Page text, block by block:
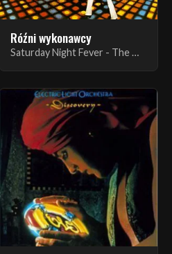
Róźni wykonawcy
Saturday Night Fever - The Original Movie Sound Track